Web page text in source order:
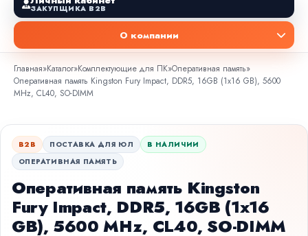
ЗАКУПЩИКА B2B
О компании
Главная»Каталог»Комплектующие для ПК»Оперативная память»
Оперативная память Kingston Fury Impact, DDR5, 16GB (1x16 GB), 5600
MHz, CL40, SO-DIMM
B2B ПОСТАВКА ДЛЯ ЮЛ
В НАЛИЧИИ
ОПЕРАТИВНАЯ ПАМЯТЬ
Оперативная память Kingston
Fury Impact, DDR5, 16GB (1x16
GB), 5600 MHz, CL40, SO-DIMM